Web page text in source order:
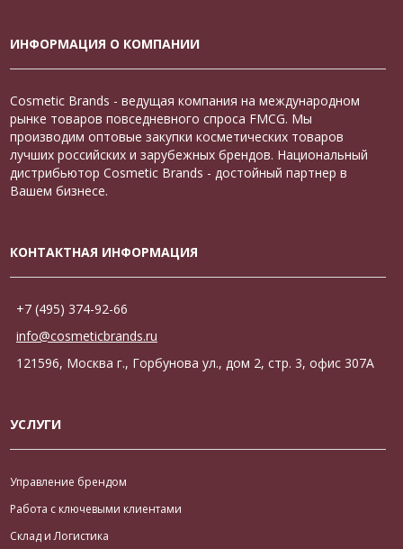
ИНФОРМАЦИЯ О КОМПАНИИ
Cosmetic Brands - ведущая компания на международном
рынке товаров повседневного спроса FMCG. Мы
производим оптовые закупки косметических товаров
лучших российских и зарубежных брендов. Национальный
дистрибьютор Cosmetic Brands - достойный партнер в
Вашем бизнесе.
КОНТАКТНАЯ ИНФОРМАЦИЯ
+7 (495) 374-92-66
info@cosmeticbrands.ru
121596, Москва г., Горбунова ул., дом 2, стр. 3, офис 307А
УСЛУГИ
Управление брендом
Работа с ключевыми клиентами
Склад и Логистика